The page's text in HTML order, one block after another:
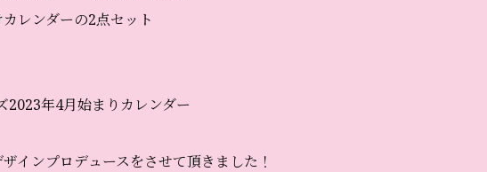
レンダーの2点セット
2023年4月始まりカレンダー
インプロデュースをさせて頂きました！